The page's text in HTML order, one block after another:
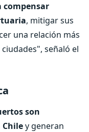
compensar
, mitigar sus
una relación más
señaló el
son
y generan